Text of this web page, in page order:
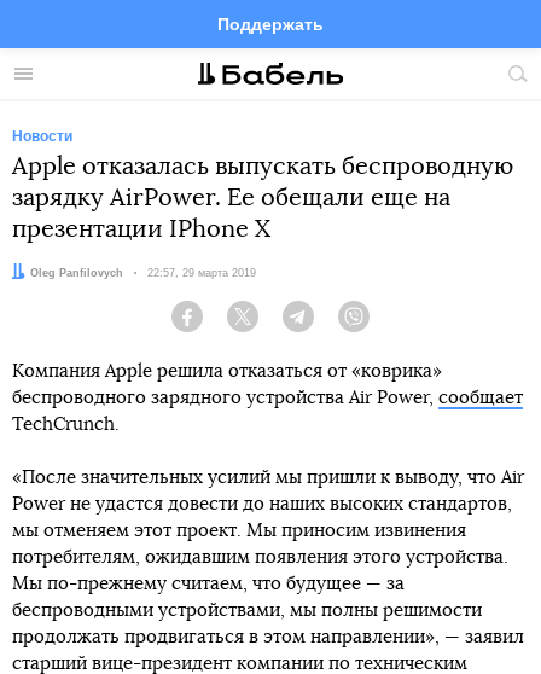
Меню
Поддержать
FacebookTelegramTwitter
Новости
Apple отказалась выпускать беспроводную
зарядку AirPower. Ее обещали еще на
презентации IPhone X
Автор:
Oleg Panfilovych Дата:
22:57, 29 марта 2019
Facebook Twitter Telegram
Компания Apple решила отказаться от «коврика»
беспроводного зарядного устройства Air Power, сообщает
TechCrunch.
«После значительных усилий мы пришли к выводу, что Air
Power не удастся довести до наших высоких стандартов,
мы отменяем этот проект. Мы приносим извинения
потребителям, ожидавшим появления этого устройства.
Мы по-прежнему считаем, что будущее — за
беспроводными устройствами, мы полны решимости
продолжать продвигаться в этом направлении», — заявил
старший вице-президент компании по техническим